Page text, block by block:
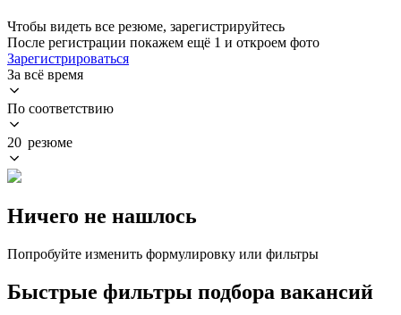
Чтобы видеть все резюме, зарегистрируйтесь
После регистрации покажем ещё 1 и откроем фото
Зарегистрироваться
За всё время
По соответствию
20 резюме
Ничего не нашлось
Попробуйте изменить формулировку или фильтры
Быстрые фильтры подбора вакансий